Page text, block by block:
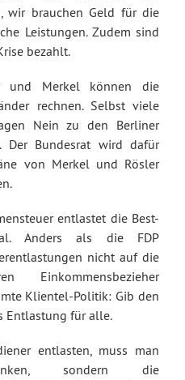
wir brauchen Geld für die
Leistungen. Zudem sind
bezahlt.
und Merkel können die
rechnen. Selbst viele
Nein zu den Berliner
Der Bundesrat wird dafür
von Merkel und Rösler
entlastet die Best-
Anders als die FDP
nicht auf die
Klientel-Politik: Gib den
Entlastung für alle.
entlasten, muss man
sondern die